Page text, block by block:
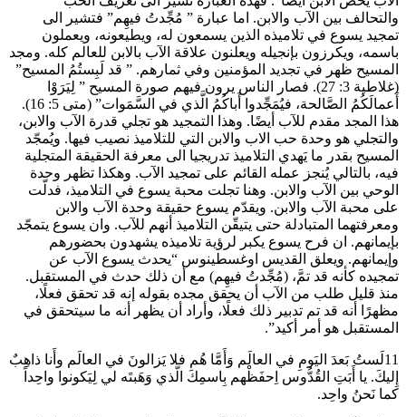
والتحالف بين الآب والابن. اما عبارة ” مُجِّدتُ فيهِم” فتشير الى
تمجيد يسوع في تلاميذه الذين يسمعون له، ويطيعونه، ويعملون
باسمه، ويكرزون بإنجيله ويعلنون علاقة الآب بالابن للعالم كله. ومجد
المسيح ظهر في تجديد المؤمنين وفي ثمارهم. ” قد لَبِستُمُ المسيح”
(غلاطية 3: 27). فصار الناس يرون فيهم صورة المسيح ” لِيَرَوْا
أَعمالَكُمُ الصَّالحة، فيُمَجِّدوا أَباكُمُ الَّذي في السَّمَوات” (متى 5: 16).
هذا المجد مقدم للآب أيضًا. وهذا التمجيد هو تجلي قدرة الآب والابن،
والتجلي هو وحدة حب الاب والابن التي للتلاميذ نصيب فيها. ويُمجّد
المسيح بقدر ما يَهدي التلاميذ تدريجيا الى معرفة الحقيقة المتجلية
فيه، بالتالي يُنجز عمله القائم على تمجيد الآب. وهكذا تظهر وحدة
الوحي بين الآب والابن. وهنا تجلت محبة يسوع في التلاميذ، فدلّت
على محبة الآب والابن. ويقدّم يسوع حقيقة وحدة الآب والابن
ومعرفتهما المتبادلة حتى يتيقّن التلاميذ أنهم للآب. وان يسوع يتمجّد
بإيمانهم. ان فرح يسوع يكبر لرؤية تلاميذه يشهدون بحضورهم
وإيمانهم. ويعلق القديس اوغسطينوس “يحدث يسوع الآب عن
تمجيده كأنه قد تمَّ، (مُجِّدتُ فيهِم) مع أن ذلك حدث في المستقبل.
منذ قليل طلب من الآب أن يحقق مجده بقوله إنه قد تحقق فعلًا،
مظهرًا أنه قد تم تدبير ذلك فعلًا، وأراد أن يظهر أنه ما سيتحقق في
المستقبل هو أمر أكيد”.
11لَستُ بَعدَ اليَومِ في العالَم وَأَمَّا هُم فلا يَزالونَ في العالَم وأَنا ذاهِبٌ
إِليكَ. يا أَبَتِ القُدُّوس اِحفَظْهم بِاسمِكَ الَّذي وَهَبتَه لي لِيَكونوا واحِداً
كما نَحنُ واحِد.